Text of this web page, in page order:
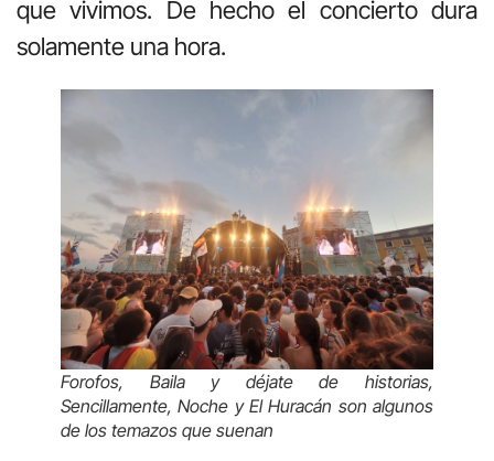
que vivimos. De hecho el concierto dura
solamente una hora.
Forofos, Baila y déjate de historias,
Sencillamente,Noche yEl Huracán son algunos
de los temazos que suenan